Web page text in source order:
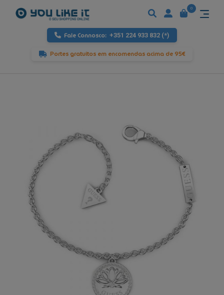
Fale Connosco: +351 224 933 832 (*)
Portes gratuitos em encomendas acima de 95€
0